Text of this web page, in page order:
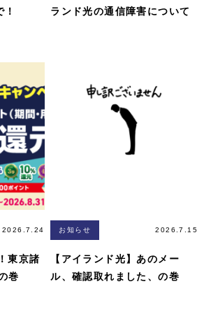
ランド光の通信障害について
2026.7.24
東京諸
巻
お知らせ 2026.7.15
【アイランド光】あのメー
ル、確認取れました、の巻